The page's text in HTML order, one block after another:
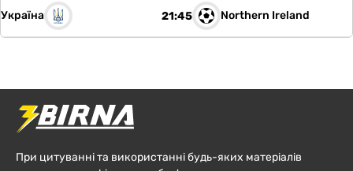
Україна 21:45 Northern Ireland
При цитуванні та використанні будь-яких матеріалів